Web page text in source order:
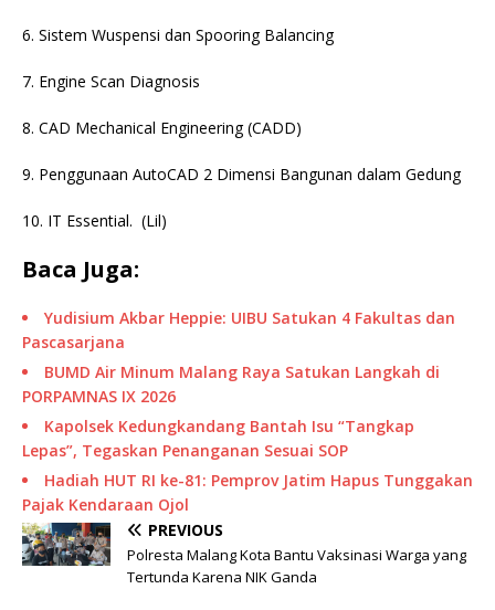
6. Sistem Wuspensi dan Spooring Balancing
7. Engine Scan Diagnosis
8. CAD Mechanical Engineering (CADD)
9. Penggunaan AutoCAD 2 Dimensi Bangunan dalam Gedung
10. IT Essential. (Lil)
Baca Juga:
Yudisium Akbar Heppie: UIBU Satukan 4 Fakultas dan
Pascasarjana
BUMD Air Minum Malang Raya Satukan Langkah di
PORPAMNAS IX 2026
Kapolsek Kedungkandang Bantah Isu “Tangkap
Lepas”, Tegaskan Penanganan Sesuai SOP
Hadiah HUT RI ke-81: Pemprov Jatim Hapus Tunggakan
Pajak Kendaraan Ojol
PREVIOUS
Polresta Malang Kota Bantu Vaksinasi Warga yang
Tertunda Karena NIK Ganda